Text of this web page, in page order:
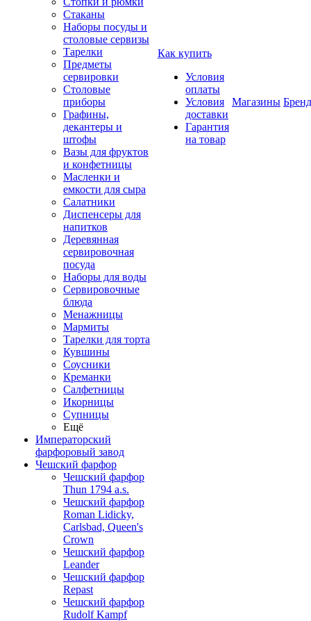
Стаканы
Наборы посуды и
столовые сервизы
Тарелки
Предметы
сервировки
Столовые
приборы
Графины,
декантеры и
штофы
Вазы для фруктов
и конфетницы
Масленки и
емкости для сыра
Салатники
Диспенсеры для
напитков
Деревянная
сервировочная
посуда
Наборы для воды
Сервировочные
блюда
Менажницы
Мармиты
Тарелки для торта
Кувшины
Соусники
Креманки
Салфетницы
Икорницы
Супницы
Ещё
Императорский
фарфоровый завод
Чешский фарфор
Чешский фарфор
Thun 1794 a.s.
Чешский фарфор
Roman Lidicky,
Carlsbad, Queen's
Crown
Чешский фарфор
Leander
Чешский фарфор
Repast
Чешский фарфор
Rudolf Kampf
Как купить
Условия
оплаты
Условия
доставки
Гарантия
на товар
Магазины